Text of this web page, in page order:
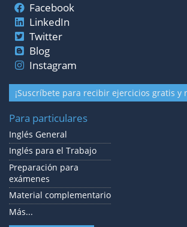
Facebook
LinkedIn
Twitter
Blog
Instagram
¡Suscríbete para recibir ejercicios gratis y
Para particulares
Inglés General
Inglés para el Trabajo
Preparación para
exámenes
Material complementario
Más...